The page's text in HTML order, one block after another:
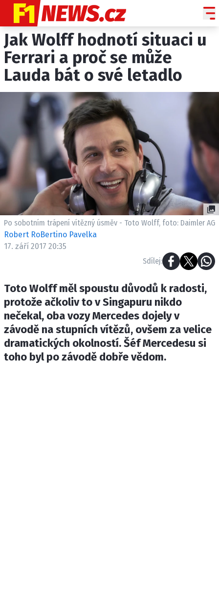
NOVINKY
GRAND PRIX
PADDOCK LINE
HISTORIE GP
PROFILY JEZDCŮ
PROFILY TÝMŮ
ROZHOVORY
OSTATNÍ
SLEDUJTE NÁS NA
ETICKÝ KODEX
KONTAKT
OSOBNÍ ÚDAJE / COOKIES
Provozovatelem serveru F1NEWS.cz je
INCORP MEDIA GROUP s.r.o., IČ: 118 23 054
Jak Wolff hodnotí situaci u
Ferrari a proč se může
Lauda bát o své letadlo
Po sobotním trápení vítězný úsměv - Toto Wolff, foto: Daimler AG
Robert RoBertino Pavelka
17. září 2017 20:35
Sdílej:
Toto Wolff měl spoustu důvodů k radosti,
protože ačkoliv to v Singapuru nikdo
nečekal, oba vozy Mercedes dojely v
závodě na stupních vítězů, ovšem za velice
dramatických okolností. Šéf Mercedesu si
toho byl po závodě dobře vědom.